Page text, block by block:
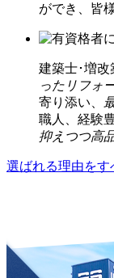
ができ、皆
建築士･増
ったリフォ
寄り添い、
職人、経験
抑えつつ高
選ばれる理由をす